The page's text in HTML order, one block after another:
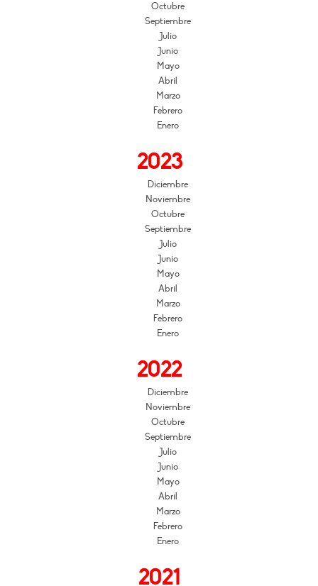
Octubre
Septiembre
Julio
Junio
Mayo
Abril
Marzo
Febrero
Enero
2023
Diciembre
Noviembre
Octubre
Septiembre
Julio
Junio
Mayo
Abril
Marzo
Febrero
Enero
2022
Diciembre
Noviembre
Octubre
Septiembre
Julio
Junio
Mayo
Abril
Marzo
Febrero
Enero
2021